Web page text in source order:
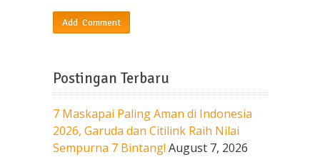
Postingan Terbaru
7 Maskapai Paling Aman di Indonesia
2026, Garuda dan Citilink Raih Nilai
Sempurna 7 Bintang! August 7, 2026